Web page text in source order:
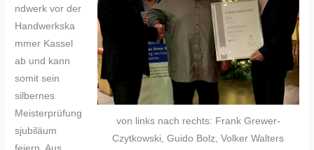
von links nach rechts: Frank Grewer-
Czytkowski, Guido Bolz, Volker Walters
ndwerk vor der
Handwerkska
mmer Kassel
ab und kann
somit sein
silbernes
Meisterprüfung
sjubiläum